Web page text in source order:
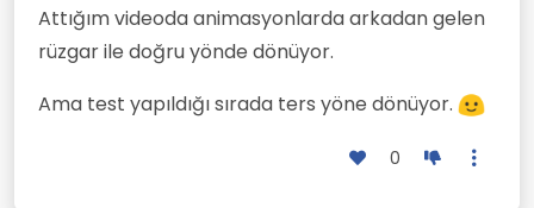
Attığım videoda animasyonlarda arkadan gelen
rüzgar ile doğru yönde dönüyor.
Ama test yapıldığı sırada ters yöne dönüyor.
0